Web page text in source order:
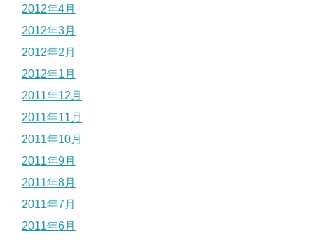
2012年4月
2012年3月
2012年2月
2012年1月
2011年12月
2011年11月
2011年10月
2011年9月
2011年8月
2011年7月
2011年6月